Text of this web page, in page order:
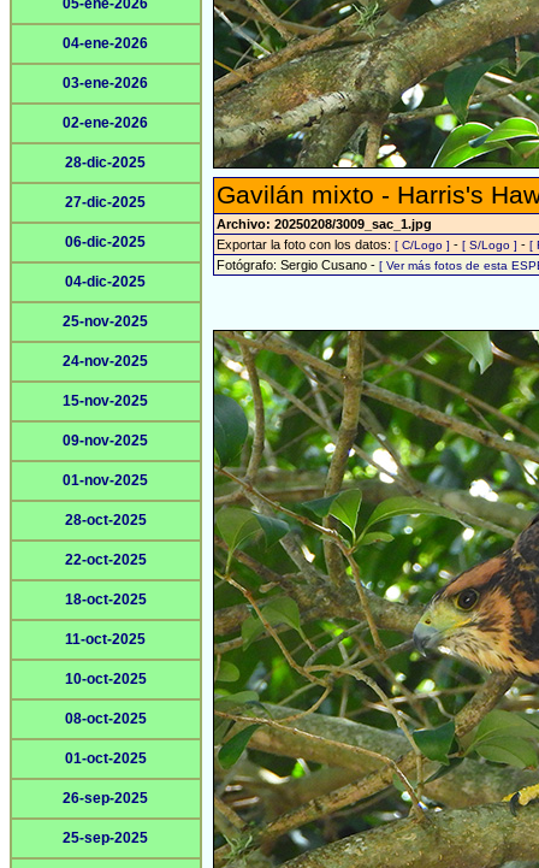
05-ene-2026
04-ene-2026
03-ene-2026
02-ene-2026
28-dic-2025
27-dic-2025
06-dic-2025
04-dic-2025
25-nov-2025
24-nov-2025
15-nov-2025
09-nov-2025
01-nov-2025
28-oct-2025
22-oct-2025
18-oct-2025
11-oct-2025
10-oct-2025
08-oct-2025
01-oct-2025
26-sep-2025
25-sep-2025
Gavilán mixto - Harris's
Archivo: 20250208/3009_sac_1.jpg
Exportar la foto con los datos: [ C/Logo ] - [ S/Logo ] - [
Fotógrafo: Sergio Cusano - [ Ver más fotos de esta